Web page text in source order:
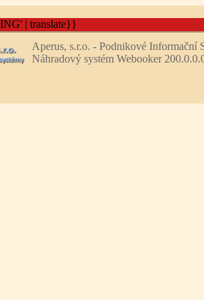
| translate}}
Aperus, s.r.o. - Podnikové Informační
Náhradový systém Webooker